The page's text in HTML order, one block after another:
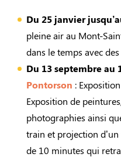
Du 25 janvier
pleine air au Mont-
dans le temps avec
Du 13 septembre au
Pontorson :
Exposition de
photographies ainsi
train et projection
de 10 minutes qui